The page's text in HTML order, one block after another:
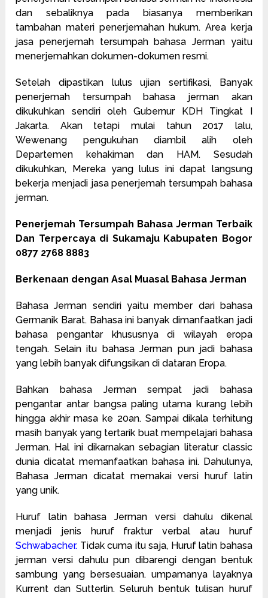
dan sebaliknya pada biasanya memberikan
tambahan materi penerjemahan hukum. Area kerja
jasa penerjemah tersumpah bahasa Jerman yaitu
menerjemahkan dokumen-dokumen resmi.
Setelah dipastikan lulus ujian sertifikasi, Banyak
penerjemah tersumpah bahasa jerman akan
dikukuhkan sendiri oleh Gubernur KDH Tingkat I
Jakarta. Akan tetapi mulai tahun 2017 lalu,
Wewenang pengukuhan diambil alih oleh
Departemen kehakiman dan HAM. Sesudah
dikukuhkan, Mereka yang lulus ini dapat langsung
bekerja menjadi jasa penerjemah tersumpah bahasa
jerman.
Penerjemah Tersumpah Bahasa Jerman Terbaik
Dan Terpercaya di Sukamaju Kabupaten Bogor
0877 2768 8883
Berkenaan dengan Asal Muasal Bahasa Jerman
Bahasa Jerman sendiri yaitu member dari bahasa
Germanik Barat. Bahasa ini banyak dimanfaatkan jadi
bahasa pengantar khususnya di wilayah eropa
tengah. Selain itu bahasa Jerman pun jadi bahasa
yang lebih banyak difungsikan di dataran Eropa.
Bahkan bahasa Jerman sempat jadi bahasa
pengantar antar bangsa paling utama kurang lebih
hingga akhir masa ke 20an. Sampai dikala terhitung
masih banyak yang tertarik buat mempelajari bahasa
Jerman. Hal ini dikarnakan sebagian literatur classic
dunia dicatat memanfaatkan bahasa ini. Dahulunya,
Bahasa Jerman dicatat memakai versi huruf latin
yang unik.
Huruf latin bahasa Jerman versi dahulu dikenal
menjadi jenis huruf fraktur verbal atau huruf
Schwabacher. Tidak cuma itu saja, Huruf latin bahasa
jerman versi dahulu pun dibarengi dengan bentuk
sambung yang bersesuaian. umpamanya layaknya
Kurrent dan Sutterlin. Seluruh bentuk tulisan huruf